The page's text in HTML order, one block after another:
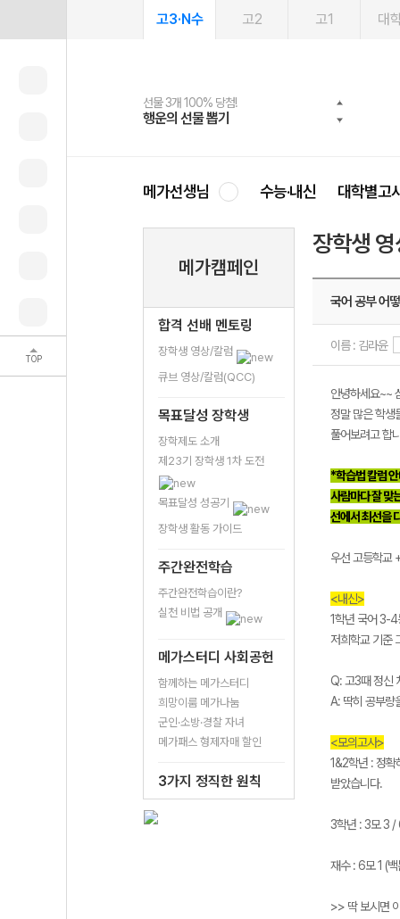
TOP
고3·N수 고2 고1 대
선물 3개 100% 당첨!
행운의 선물 뽑기
선물 100% 증정!
메가스터디 X 올리브
2027 러셀 단과
강사 공개선발
스마트러닝앱
설문 EVENT
메가패스
3일 무료 체험권
메가패스 수강생 무료혜택!
메가클럽 멤버십
사회공헌 캠페인
희망이룸 메가나눔
메가선생님 수능·내신 대학별고
메가캠페인
합격 선배 멘토링
장학생 영상/칼럼
큐브 영상/칼럼(QCC)
목표달성 장학생
장학제도 소개
제23기 장학생 1차 도전
목표달성 성공기
장학생 활동 가이드
주간완전학습
주간완전학습이란?
실천 비법 공개
메가스터디 사회공헌
함께하는 메가스터디
희망이룸 메가나눔
군인·소방·경찰 자녀
메가패스 형제자매 할인
3가지 정직한 원칙
장학생
국어 공부 어
이름 : 김라윤
안녕하세요~~
정말 많은 학생
풀어보려고 합
*학습법 칼럼
사람마다 잘 맞
선에서 최선을
우선 고등학교
<내신>
1학년 국어 3-
저희학교 기준
Q: 고3때 정신
A: 딱히 공부량
<모의고사>
1&2학년 : 정확
받았습니다.
3학년 : 3모 3 /
재수 : 6모 1 (
>> 딱 보시면